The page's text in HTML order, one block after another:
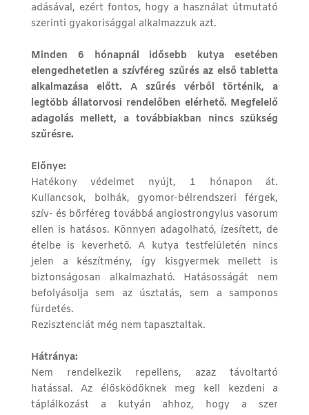
adásával, ezért fontos, hogy a használat útmutató
szerinti gyakorisággal alkalmazzuk azt.
Minden 6 hónapnál idősebb kutya esetében
elengedhetetlen a szívféreg szűrésaz első tabletta
alkalmazása előtt. A szűrés vérből történik, a
legtöbb állatorvosi rendelőben elérhető. Megfelelő
adagolás mellett, a továbbiakban nincs szükség
szűrésre.
Előnye:
Hatékony védelmet nyújt, 1 hónapon át.
Kullancsok, bolhák, gyomor-bélrendszeri férgek,
szív- és bőrféreg továbbá angiostrongylus vasorum
ellen is hatásos. Könnyen adagolható, ízesített, de
ételbe is keverhető. A kutya testfelületén nincs
jelen a készítmény, így kisgyermek mellett is
biztonságosan alkalmazható. Hatásosságát nem
befolyásolja sem az úsztatás, sem a samponos
fürdetés.
Rezisztenciát még nem tapasztaltak.
Hátránya:
Nem rendelkezik repellens, azaz távoltartó
hatással. Az élősködőknek meg kell kezdeni a
táplálkozást a kutyán ahhoz, hogy a szer